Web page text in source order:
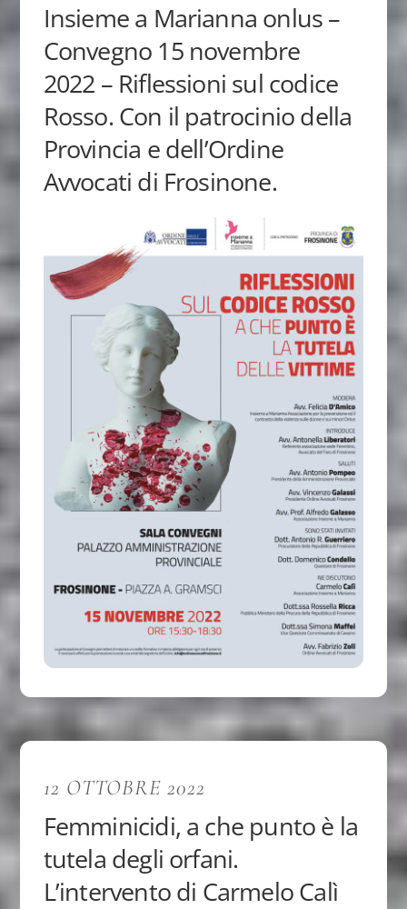
Insieme a Marianna onlus –
Convegno 15 novembre
2022 – Riflessioni sul codice
Rosso. Con il patrocinio della
Provincia e dell’Ordine
Avvocati di Frosinone.
12 OTTOBRE 2022
Femminicidi, a che punto è la
tutela degli orfani.
L’intervento di Carmelo Calì